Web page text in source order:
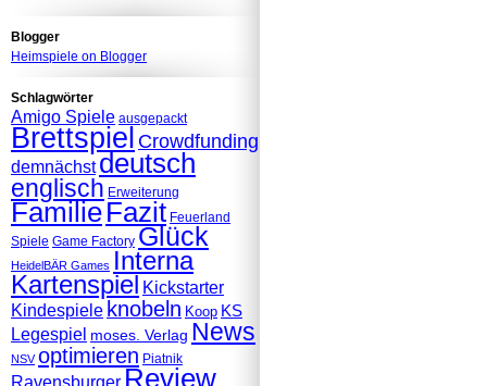
Blogger
Heimspiele on Blogger
Schlagwörter
Amigo Spiele ausgepackt
Brettspiel Crowdfunding
demnächst deutsch
englisch Erweiterung
FamilieFazit Feuerland
Spiele Game Factory Glück
HeidelBÄR Games Interna
Kartenspiel Kickstarter
Kindespiele knobeln Koop KS
Legespiel moses. Verlag News
NSV optimieren Piatnik
RavensburgerReview